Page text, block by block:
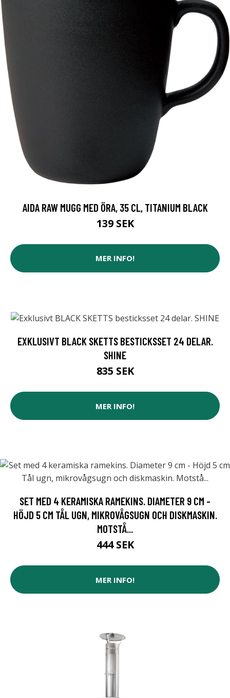
AIDA RAW MUGG MED ÖRA, 35 CL, TITANIUM BLACK
139 SEK
MER INFO!
EXKLUSIVT BLACK SKETTS BESTICKSSET 24 DELAR.
SHINE
835 SEK
MER INFO!
SET MED 4 KERAMISKA RAMEKINS. DIAMETER 9 CM -
HÖJD 5 CM TÅL UGN, MIKROVÅGSUGN OCH DISKMASKIN.
MOTSTÅ...
444 SEK
MER INFO!